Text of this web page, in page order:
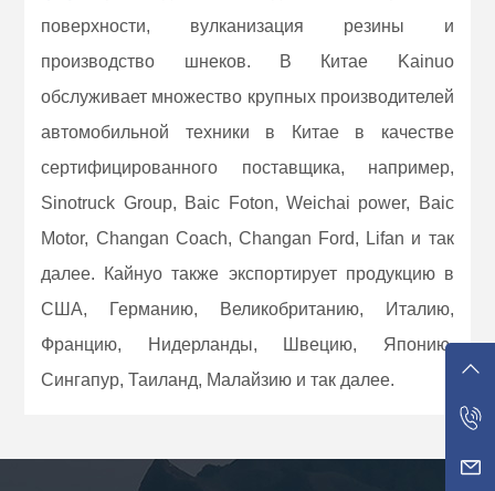
поверхности, вулканизация резины и
производство шнеков. В Китае Kainuo
обслуживает множество крупных производителей
автомобильной техники в Китае в качестве
сертифицированного поставщика, например,
Sinotruck Group, Baic Foton, Weichai power, Baic
Motor, Changan Coach, Changan Ford, Lifan и так
далее. Кайнуо также экспортирует продукцию в
США, Германию, Великобританию, Италию,
Францию, Нидерланды, Швецию, Японию,
Сингапур, Таиланд, Малайзию и так далее.